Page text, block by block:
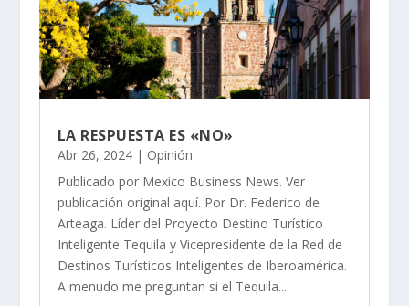
LA RESPUESTA ES «NO»
Abr 26, 2024| Opinión
Publicado por Mexico Business News. Ver
publicación original aquí. Por Dr. Federico de
Arteaga. Líder del Proyecto Destino Turístico
Inteligente Tequila y Vicepresidente de la Red de
Destinos Turísticos Inteligentes de Iberoamérica.
A menudo me preguntan si el Tequila...